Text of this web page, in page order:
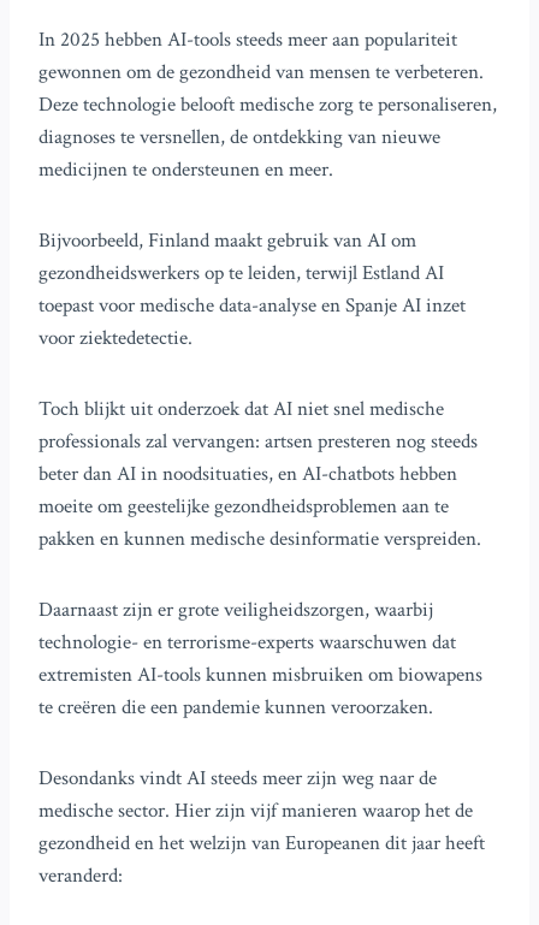
In 2025 hebben AI-tools steeds meer aan populariteit
gewonnen om de gezondheid van mensen te verbeteren.
Deze technologie belooft medische zorg te personaliseren,
diagnoses te versnellen, de ontdekking van nieuwe
medicijnen te ondersteunen en meer.
Bijvoorbeeld, Finland maakt gebruik van AI om
gezondheidswerkers op te leiden, terwijl Estland AI
toepast voor medische data-analyse en Spanje AI inzet
voor ziektedetectie.
Toch blijkt uit onderzoek dat AI niet snel medische
professionals zal vervangen: artsen presteren nog steeds
beter dan AI in noodsituaties, en AI-chatbots hebben
moeite om geestelijke gezondheidsproblemen aan te
pakken en kunnen medische desinformatie verspreiden.
Daarnaast zijn er grote veiligheidszorgen, waarbij
technologie- en terrorisme-experts waarschuwen dat
extremisten AI-tools kunnen misbruiken om biowapens
te creëren die een pandemie kunnen veroorzaken.
Desondanks vindt AI steeds meer zijn weg naar de
medische sector. Hier zijn vijf manieren waarop het de
gezondheid en het welzijn van Europeanen dit jaar heeft
veranderd: